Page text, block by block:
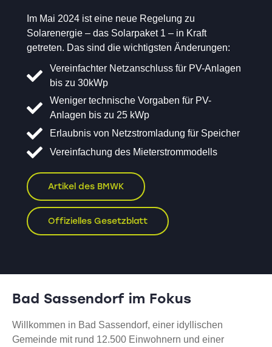
Im Mai 2024 ist eine neue Regelung zu
Solarenergie – das Solarpaket 1 – in Kraft
getreten. Das sind die wichtigsten Änderungen:
Vereinfachter Netzanschluss für PV-Anlagen
bis zu 30kWp
Weniger technische Vorgaben für PV-
Anlagen bis zu 25 kWp
Erlaubnis von Netzstromladung für Speicher
Vereinfachung des Mieterstrommodells
Artikel des BMWK
Offizielles Gesetzblatt
Bad Sassendorf im Fokus
Willkommen in Bad Sassendorf, einer idyllischen
Gemeinde mit rund 12.500 Einwohnern und einer